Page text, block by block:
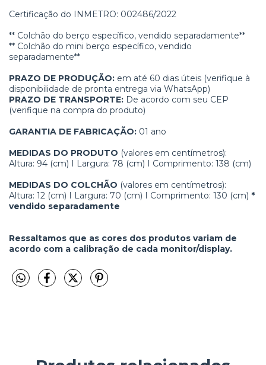
Certificação do INMETRO: 002486/2022
** Colchão do berço específico, vendido separadamente**
** Colchão do mini berço específico, vendido
separadamente**
PRAZO DE PRODUÇÃO: em até 60 dias úteis (verifique à
disponibilidade de pronta entrega via WhatsApp)
PRAZO DE TRANSPORTE: De acordo com seu CEP
(verifique na compra do produto)
GARANTIA DE FABRICAÇÃO: 01 ano
MEDIDAS DO PRODUTO (valores em centímetros):
Altura: 94 (cm) I Largura: 78 (cm) I Comprimento: 138 (cm)
MEDIDAS DO COLCHÃO (valores em centímetros):
Altura: 12 (cm) I Largura: 70 (cm) I Comprimento: 130 (cm) *
vendido separadamente
Ressaltamos que as cores dos produtos variam de
acordo com a calibração de cada monitor/display.